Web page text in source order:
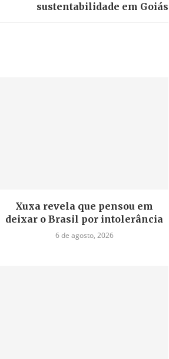
sustentabilidade em Goiás
Xuxa revela que pensou em
deixar o Brasil por intolerância
6 de agosto, 2026